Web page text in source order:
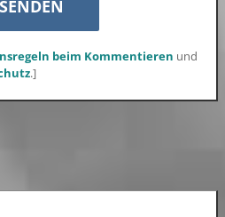
beim Kommentieren und
.]